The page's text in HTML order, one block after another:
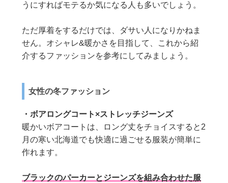
うにすればモテるか気になる人も多いでしょう。
ただ厚着をするだけでは、ダサい人になりかねま
せん。オシャレ&暖かさを目指して、これから紹
介するファッションを参考にしてみましょう。
女性の冬ファッション
・ボアロングコート×ストレッチジーンズ
暖かいボアコートは、ロング丈をチョイスすると2
月の寒い北海道でも快適に過ごせる服装が簡単に
作れます。
ブラックのパーカーとジーンズを組み合わせた服